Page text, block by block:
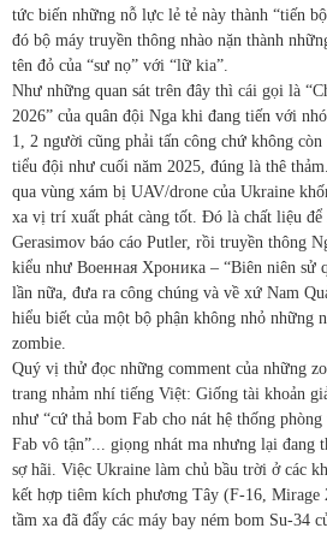
tức biến những nỗ lực lẻ tẻ này thành “tiến
đó bộ máy truyền thông nhào nặn thành
tên đỏ của “sư nọ” với “lữ kia”.
Như những quan sát trên đây thì cái gọi là
2026” của quân đội Nga khi đang tiến với
1, 2 người cũng phải tấn công chứ không
tiểu đội như cuối năm 2025, đúng là thê
qua vùng xám bị UAV/drone của Ukraine
xa vị trí xuất phát càng tốt. Đó là chất liệu
Gerasimov báo cáo Putler, rồi truyền thông
kiểu như Военная Хроника – “Biên niên sử
lần nữa, đưa ra công chúng và về xứ Nam
hiểu biết của một bộ phận không nhỏ những
zombie.
Quý vị thử đọc những comment của những
trang nhảm nhí tiếng Việt: Giống tài khoản
như “cứ thả bom Fab cho nát hệ thống
Fab vô tận”... giọng nhát ma nhưng lại đang
sợ hãi. Việc Ukraine làm chủ bầu trời ở các
kết hợp tiêm kích phương Tây (F-16,
tầm xa đã đẩy các máy bay ném bom Su-34